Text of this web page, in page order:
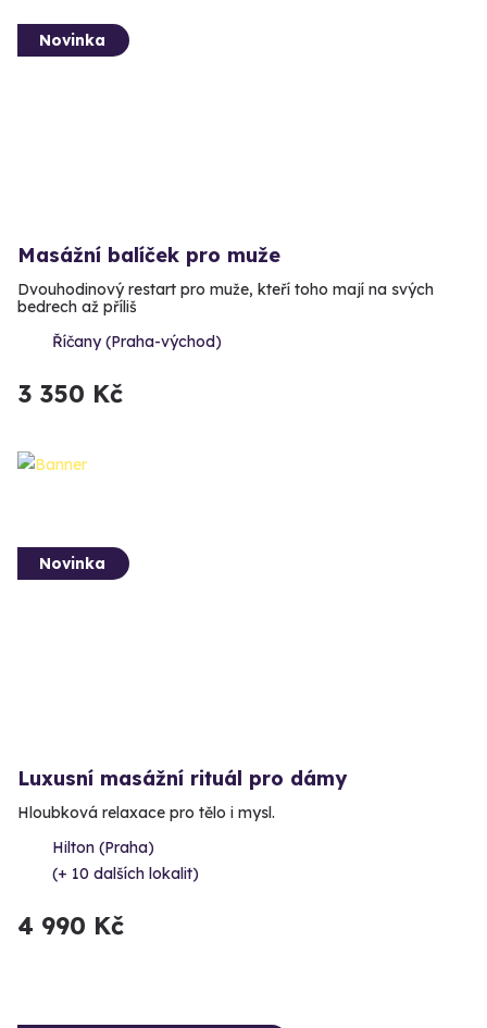
Novinka
Masážní balíček pro muže
Dvouhodinový restart pro muže, kteří toho mají na svých
bedrech až příliš
Říčany (Praha-východ)
3 350 Kč
Novinka
Luxusní masážní rituál pro dámy
Hloubková relaxace pro tělo i mysl.
Hilton (Praha)
(+ 10 dalších lokalit)
4 990 Kč